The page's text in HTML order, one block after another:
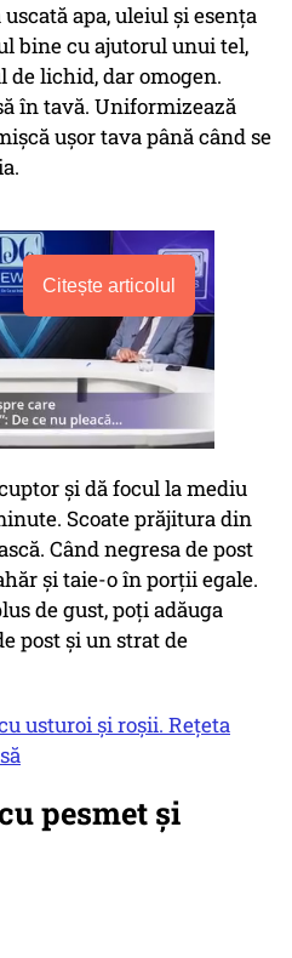
apa, uleiul și esența
bine cu ajutorul unui tel,
de lichid, dar omogen.
în tavă. Uniformizează
ușor tava până când se
Citește articolul
și dă focul la mediu
Scoate prăjitura din
Când negresa de post
și taie-o în porții egale.
de gust, poți adăuga
post și un strat de
usturoi și roșii. Rețeta
pesmet și